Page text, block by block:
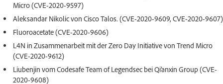
Micro (CVE-2020-9597)
Aleksandar Nikolic von Cisco Talos. (CVE-2020-9609, CVE-2020-9607)
Fluoroacetate (CVE-2020-9606)
L4N in Zusammenarbeit mit der Zero Day Initiative von Trend Micro
(CVE-2020-9612)
Liubenjin vom Codesafe Team of Legendsec bei Qi’anxin Group (CVE-
2020-9608)